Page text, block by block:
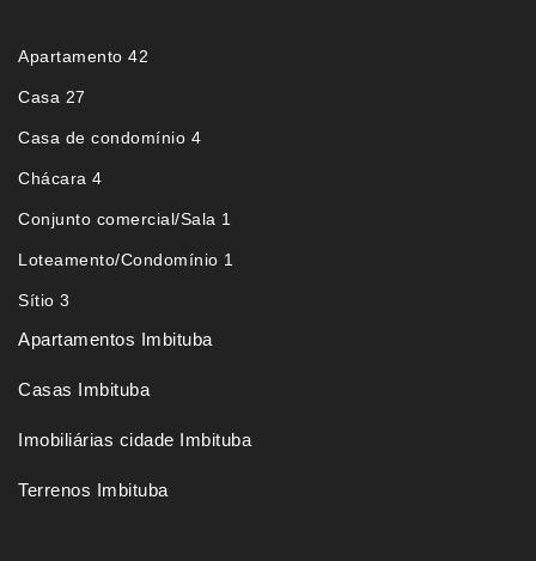
Apartamento 42
Casa 27
Casa de condomínio 4
Chácara 4
Conjunto comercial/Sala 1
Loteamento/Condomínio 1
Sítio 3
Apartamentos Imbituba
Casas Imbituba
Imobiliárias cidade Imbituba
Terrenos Imbituba